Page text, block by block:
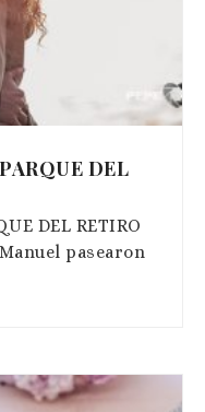
DEL
DEL RETIRO
pasearon